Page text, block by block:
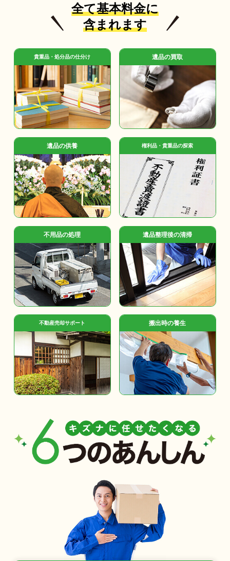
全て基本料金に
含まれます
貴重品・処分品の仕分け 遺品の買取
遺品の供養 権利品・貴重品の探索
不用品の処理 遺品整理後の清掃
不動産売却サポート 搬出時の養生